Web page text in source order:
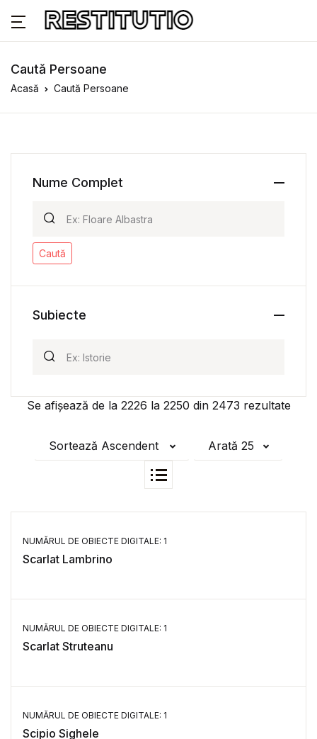
Caută Persoane
Acasă Caută Persoane
Se afișează de la 2226 la 2250 din 2473 rezultate
Sortează Ascendent Arată 25
NUMĂRUL DE OBIECTE DIGITALE: 1
Scarlat Lambrino
NUMĂRUL DE OBIECTE DIGITALE: 1
Scarlat Struteanu
NUMĂRUL DE OBIECTE DIGITALE: 1
Scipio Sighele
Nume Complet
Caută
Subiecte